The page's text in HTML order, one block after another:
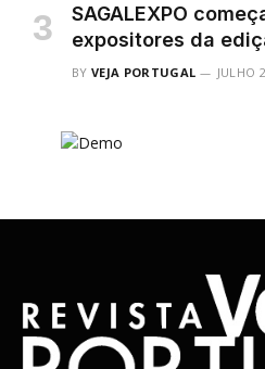
SAGALEXPO
expositores da
BY VEJA PORTUGAL JULHO